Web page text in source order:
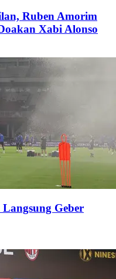
Ruben Amorim
Xabi Alonso
Geber